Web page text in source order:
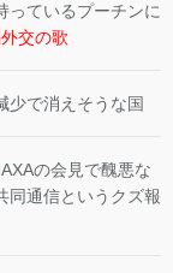
ているプーチンに
交の歌
で消えそうな国
の会見で醜悪な
通信というクズ報